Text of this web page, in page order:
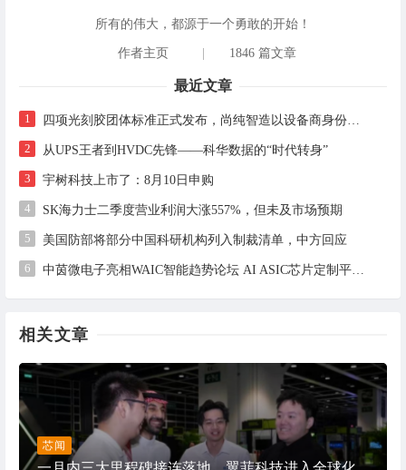
所有的伟大，都源于一个勇敢的开始！
作者主页 | 1846 篇文章
最近文章
1
2 从UPS王者到HVDC先锋——科华数据的“时代转身”
3 宇树科技上市了：8月10日申购
4 SK海力士二季度营业利润大涨557%，但未及市场预期
5 美国防部将部分中国科研机构列入制裁清单，中方回应
6
相关文章
芯闻